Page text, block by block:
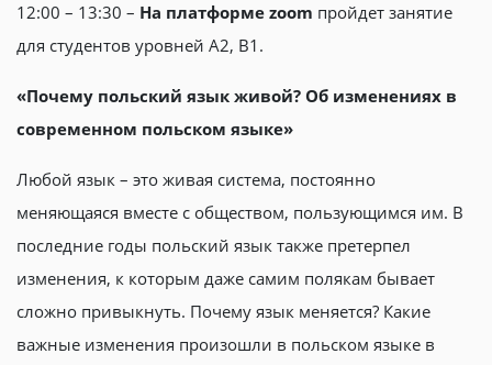
12:00 – 13:30 – На платформе zoom пройдет занятие
для студентов уровней А2, В1.
«Почему польский язык живой? Об изменениях в
современном польском языке»
Любой язык – это живая система, постоянно
меняющаяся вместе с обществом, пользующимся им. В
последние годы польский язык также претерпел
изменения, к которым даже самим полякам бывает
сложно привыкнуть. Почему язык меняется? Какие
важные изменения произошли в польском языке в